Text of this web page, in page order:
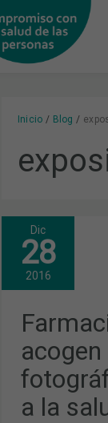
Inicio Blog
Dic
28
2016
a la
FARMACIAS
DE
BARCELONA
ACOGEN
LA
'GÉNERO
Y
DERECHO
A
LA
SALUD'